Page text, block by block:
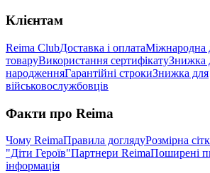
Клієнтам
Reima ClubДоставка і оплатаМіжнародна
товаруВикористання сертифікатуЗнижка
народженняГарантійні строкиЗнижка для
військовослужбовців
Факти про Reima
Чому ReimaПравила доглядуРозмірна
"Діти Героїв"Партнери ReimaПоширені
інформація